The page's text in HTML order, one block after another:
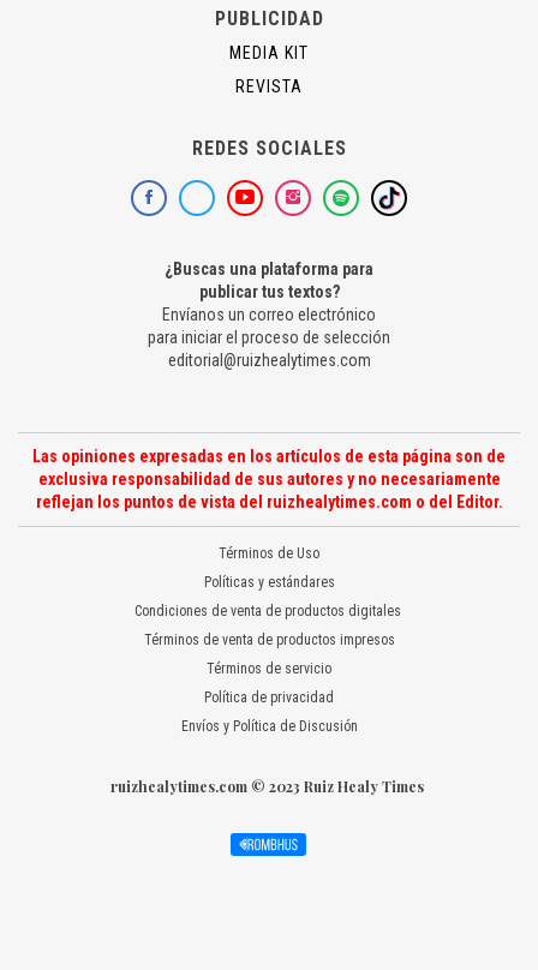
PUBLICIDAD
MEDIA KIT
REVISTA
REDES SOCIALES
¿Buscas una plataforma para
publicar tus textos?
Envíanos un correo electrónico
para iniciar el proceso de selección
editorial@ruizhealytimes.com
Las opiniones expresadas en los artículos de esta página son de
exclusiva responsabilidad de sus autores y no necesariamente
reflejan los puntos de vista del ruizhealytimes.com o del Editor.
Términos de Uso
Políticas y estándares
Condiciones de venta de productos digitales
Términos de venta de productos impresos
Términos de servicio
Política de privacidad
Envíos y Política de Discusión
ruizhealytimes.com © 2023 Ruiz Healy Times